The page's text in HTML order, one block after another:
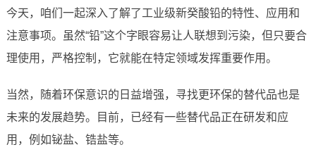
今天，咱们一起深入了解了工业级新癸酸铅的特性、应用和
注意事项。虽然“铅”这个字眼容易让人联想到污染，但只要合
理使用，严格控制，它就能在特定领域发挥重要作用。
当然，随着环保意识的日益增强，寻找更环保的替代品也是
未来的发展趋势。目前，已经有一些替代品正在研发和应
用，例如铋盐、锆盐等。